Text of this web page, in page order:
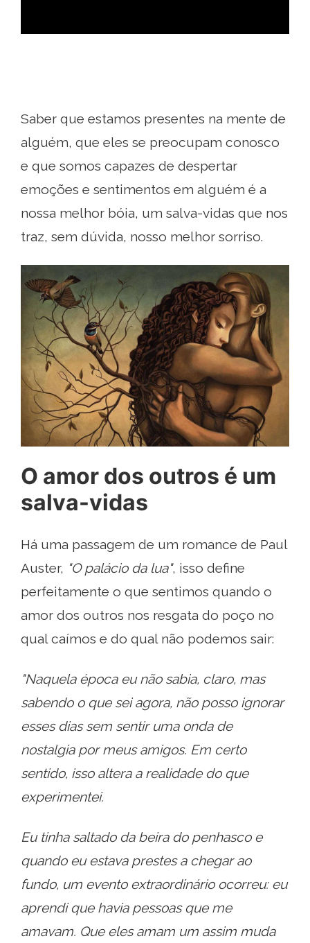
Saber que estamos presentes na mente de
alguém, que eles se preocupam conosco
e que somos capazes de despertar
emoções e sentimentos em alguém é a
nossa melhor bóia, um salva-vidas que nos
traz, sem dúvida, nosso melhor sorriso.
O amor dos outros é um
salva-vidas
Há uma passagem de um romance de Paul
Auster, "O palácio da lua", isso define
perfeitamente o que sentimos quando o
amor dos outros nos resgata do poço no
qual caímos e do qual não podemos sair:
"Naquela época eu não sabia, claro, mas
sabendo o que sei agora, não posso ignorar
esses dias sem sentir uma onda de
nostalgia por meus amigos. Em certo
sentido, isso altera a realidade do que
experimentei.
Eu tinha saltado da beira do penhasco e
quando eu estava prestes a chegar ao
fundo, um evento extraordinário ocorreu: eu
aprendi que havia pessoas que me
amavam. Que eles amam um assim muda